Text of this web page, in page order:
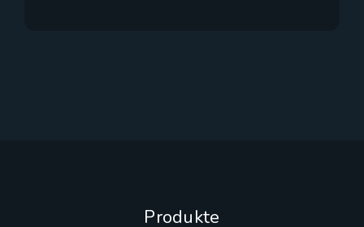
Produkte